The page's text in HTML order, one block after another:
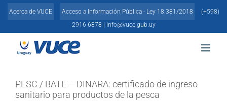
Skip
Acerca de VUCE Acceso a Información Pública - Ley 18.381/2018
(+598)
2916 6878 |
info@vuce.gub.uy
PESC / BATE – DINARA: certificado de ingreso
sanitario para productos de la pesca